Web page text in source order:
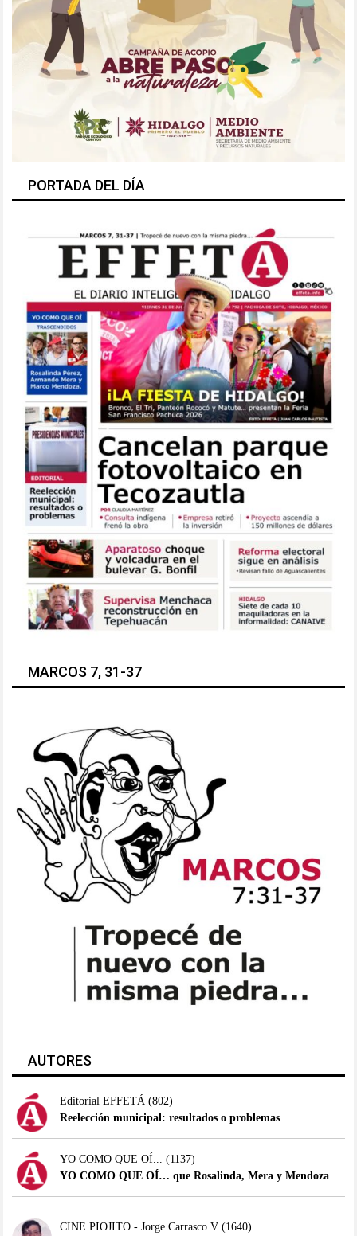
PORTADA DEL DÍA
MARCOS 7, 31-37
AUTORES
Editorial EFFETÁ(802)
Reelección municipal: resultados o problemas
YO COMO QUE OÍ... (1137)
YO COMO QUE OÍ… que Rosalinda, Mera y Mendoza
CINE PIOJITO - Jorge Carrasco V(1640)